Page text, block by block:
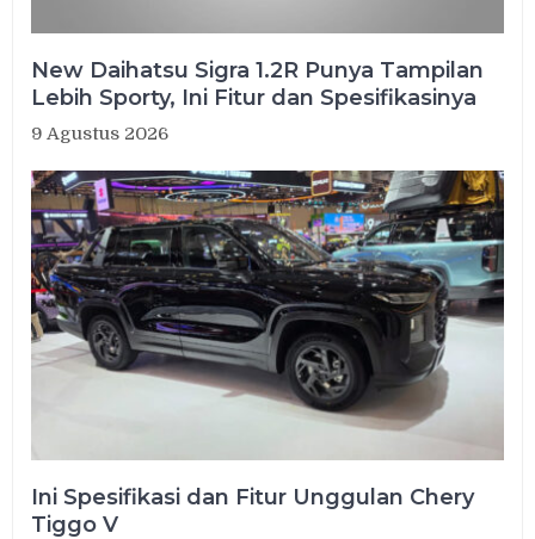
New Daihatsu Sigra 1.2R Punya Tampilan
Lebih Sporty, Ini Fitur dan Spesifikasinya
9 Agustus 2026
Ini Spesifikasi dan Fitur Unggulan Chery
Tiggo V